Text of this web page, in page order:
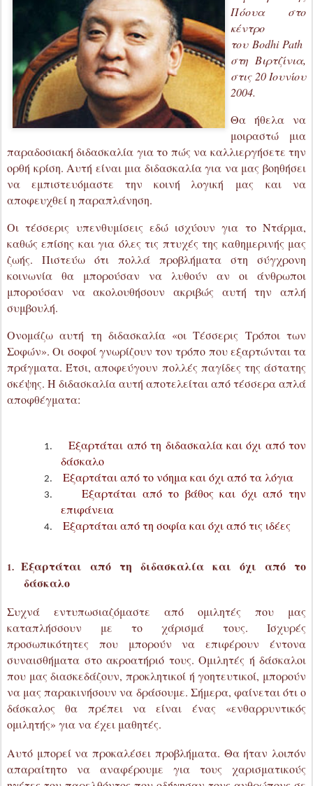
στις 20 Ιουνίου
2004.
Θα ήθελα να
μοιραστώ μια
παραδοσιακή διδασκαλία για το πώς να καλλιεργήσετε την
ορθή κρίση. Αυτή είναι μια διδασκαλία για να μας βοηθήσει
να εμπιστευόμαστε την κοινή λογικήμας
και να
αποφευχθεί η παραπλάνηση.
Οι τέσσερις υπενθυμίσεις εδώ ισχύουν για το Ντάρμα,
καθώς επίσης και για όλες τις πτυχές της καθημερινής μας
ζωής. Πιστεύω ότι πολλά προβλήματα στη σύγχρονη
κοινωνία θα μπορούσαν να λυθούν αν οι άνθρωποι
μπορούσαν να ακολουθήσουν ακριβώς αυτή την απλή
συμβουλή.
Ονομάζω αυτή τη διδασκαλία «οι Τέσσερις Τρόποι των
Σοφών». Οι σοφοί γνωρίζουν τον τρόπο που εξαρτώνται τα
πράγματα. Έτσι, αποφεύγουν πολλές παγίδες της άστατης
σκέψης. Η διδασκαλία αυτή αποτελείται από τέσσερα απλά
αποφθέγματα:
Εξαρτάται από τη διδασκαλία και όχι από τον
Εξαρτάται από το νόημα και όχι από τα λόγια
επιφάνεια
Εξαρτάται από τη σοφία και όχι από τις ιδέες
Εξαρτάται από τη διδασκαλία και όχι από το
δάσκαλο
καταπλήσσουν με το χάρισμά τους. Ισχυρές
προσωπικότητες που μπορούν να επιφέρουν έντονα
συναισθήματα στο ακροατήριό τους. Ομιλητές ή δάσκαλοι
που μας διασκεδάζουν, προκλητικοί ή γοητευτικοί, μπορούν
να μας παρακινήσουν να δράσουμε. Σήμερα, φαίνεται ότι ο
δάσκαλος θα πρέπει να είναι ένας «ενθαρρυντικός
ομιλητής» για να έχει μαθητές.
Αυτό μπορεί να προκαλέσει προβλήματα. Θα ήταν λοιπόν
απαραίτητο να αναφέρουμε για τους χαρισματικούς
ηγέτες του παρελθόντος που οδήγησαν τους ανθρώπους σε
μεγάλη δυστυχία; Τα φαινόμενα μπορεί να είναι
παραπλανητικά. Το χάρισμα δεν μας λέει αν η γνώση
κάποιου είναι σωστή ή όχι.